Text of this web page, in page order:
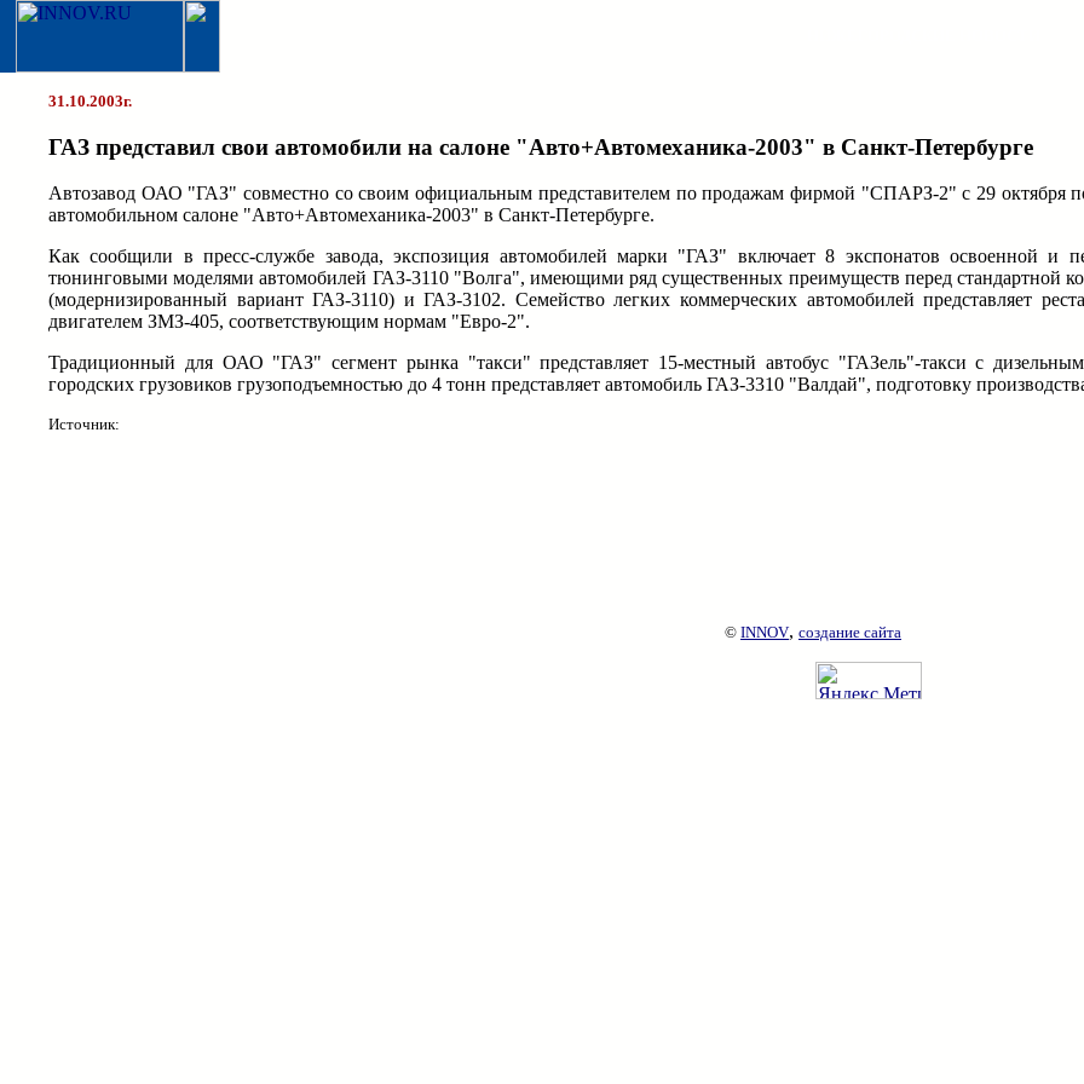
31.10.2003г.
ГАЗ представил свои автомобили на салоне "Авто+Автомеханика-2003" в Санкт-Петербурге
Автозавод ОАО "ГАЗ" совместно со своим официальным представителем по продажам фирмой "СПАРЗ-2" с 29 октября
автомобильном салоне "Авто+Автомеханика-2003" в Санкт-Петербурге.
Как сообщили в пресс-службе завода, экспозиция автомобилей марки "ГАЗ" включает 8 экспонатов освоенной и
тюнинговыми моделями автомобилей ГАЗ-3110 "Волга", имеющими ряд существенных преимуществ перед стандартной
(модернизированный вариант ГАЗ-3110) и ГАЗ-3102. Семейство легких коммерческих автомобилей представляет
двигателем ЗМЗ-405, соответствующим нормам "Евро-2".
Традиционный для ОАО "ГАЗ" сегмент рынка "такси" представляет 15-местный автобус "ГАЗель"-такси с
городских грузовиков грузоподъемностью до 4 тонн представляет автомобиль ГАЗ-3310 "Валдай", подготовку
Источник:
© INNOV, создание сайта